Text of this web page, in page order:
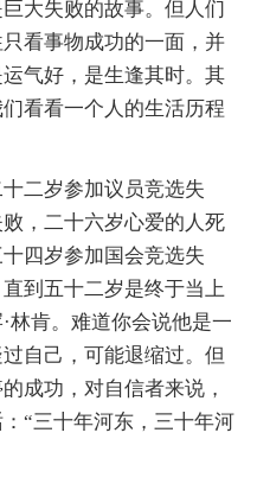
大失败的故事。但人们
看事物成功的一面，并
气好，是生逢其时。其
看看一个人的生活历程
二岁参加议员竞选失
，二十六岁心爱的人死
四岁参加国会竞选失
到五十二岁是终于当上
林肯。难道你会说他是一
自己，可能退缩过。但
成功，对自信者来说，
“三十年河东，三十年河